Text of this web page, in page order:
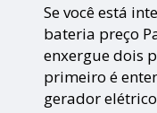
Se você está
bateria preço
enxergue dois
primeiro é
gerador